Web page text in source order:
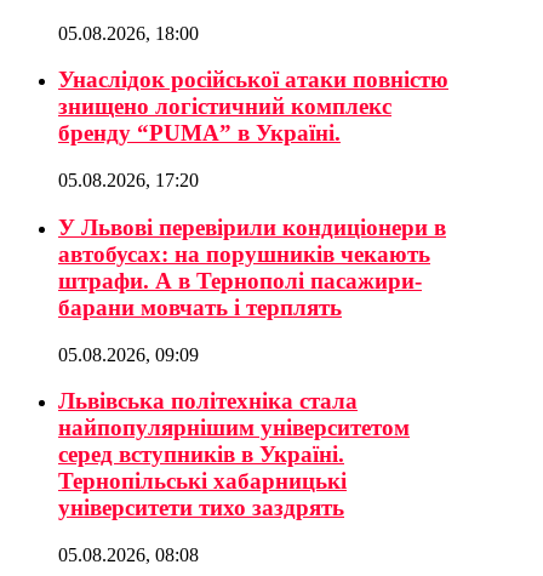
05.08.2026, 18:00
Унаслідок російської атаки повністю
знищено логістичний комплекс
бренду “PUMA” в Україні.
05.08.2026, 17:20
У Львові перевірили кондиціонери в
автобусах: на порушників чекають
штрафи. А в Тернополі пасажири-
барани мовчать і терплять
05.08.2026, 09:09
Львівська політехніка стала
найпопулярнішим університетом
серед вступників в Україні.
Тернопільські хабарницькі
університети тихо заздрять
05.08.2026, 08:08